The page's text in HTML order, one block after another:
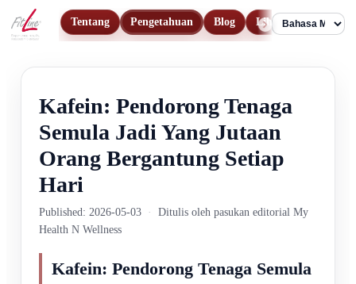
Tentang Pengetahuan Blog Lihat Produk
Language
Kafein: Pendorong Tenaga
Semula Jadi Yang Jutaan
Orang Bergantung Setiap
Hari
Published: 2026-05-03 ·
Ditulis oleh pasukan editorial My
Health N Wellness
Kafein: Pendorong Tenaga Semula